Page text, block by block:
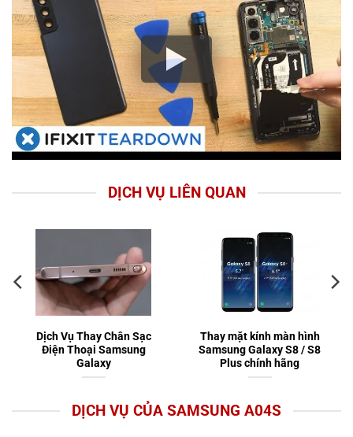
DỊCH VỤ LIÊN QUAN
Dịch Vụ Thay Chân Sạc
Điện Thoại Samsung
Galaxy
Thay mặt kính màn hình
Samsung Galaxy S8 / S8
Plus chính hãng
DỊCH VỤ CỦA SAMSUNG A04S